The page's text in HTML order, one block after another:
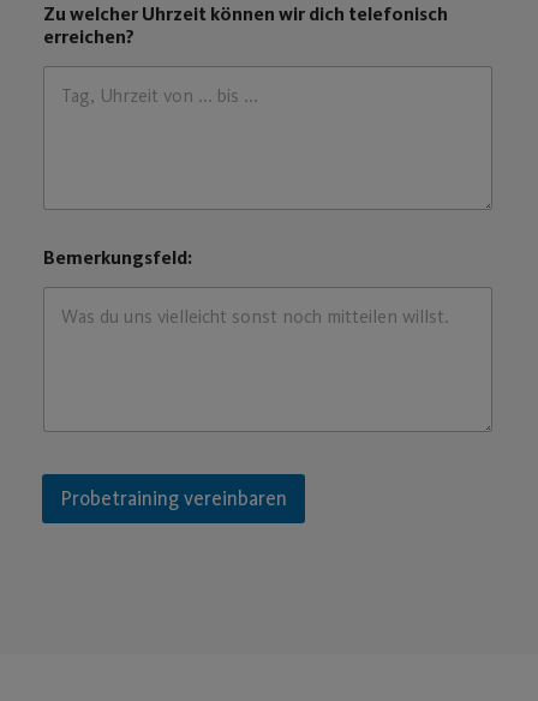
E
-
M
d
e
s
Zu welcher Uhrzeit können wir dich telefonisch
erreichen?
Bemerkungsfeld:
Probetraining vereinbaren